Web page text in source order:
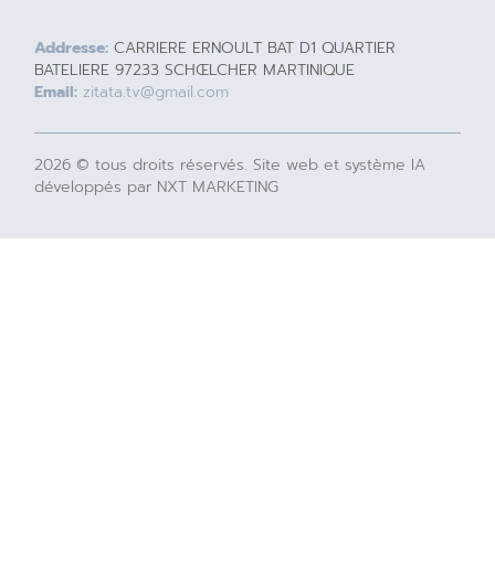
Addresse: CARRIERE ERNOULT BAT D1 QUARTIER
BATELIERE 97233 SCHŒLCHER MARTINIQUE
Email: zitata.tv@gmail.com
2026 © tous droits réservés. Site web et système IA
développés par NXT MARKETING